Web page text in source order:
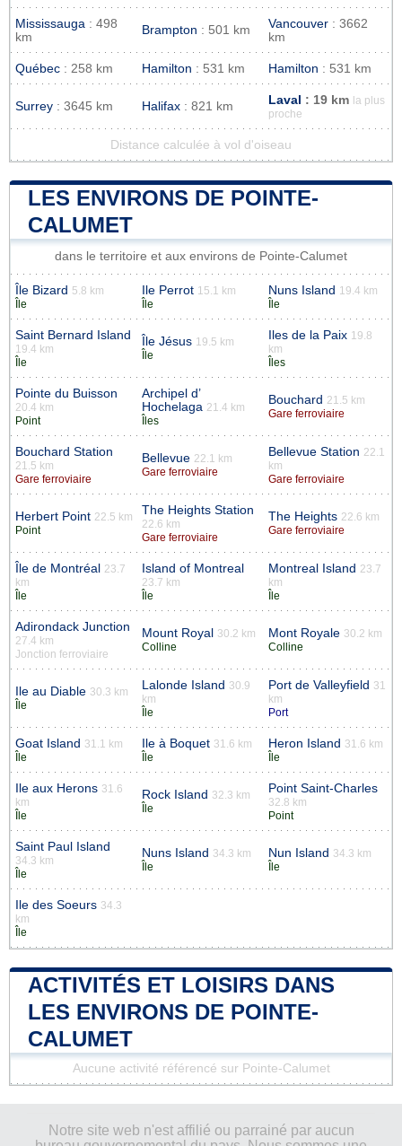
Mississauga : 498
km
Brampton : 501 km Vancouver : 3662
km
Québec : 258 km Hamilton : 531 km Hamilton : 531 km
Surrey : 3645 km Halifax : 821 km Laval : 19 km
la plus
proche
Distance calculée à vol d'oiseau
LES ENVIRONS DE POINTE-
CALUMET
dans le territoire et aux environs de Pointe-Calumet
Île Bizard 5.8 km
Île
Ile Perrot 15.1 km
Île
Nuns Island 19.4 km
Île
Saint Bernard Island
19.4 km
Île
Île Jésus 19.5 km
Île
Iles de la Paix 19.8
km
Îles
Pointe du Buisson
20.4 km
Point
Archipel d’
Hochelaga 21.4 km
Îles
Bouchard 21.5 km
Gare ferroviaire
Bouchard Station
21.5 km
Gare ferroviaire
Bellevue 22.1 km
Gare ferroviaire
Bellevue Station 22.1
km
Gare ferroviaire
Herbert Point 22.5 km
Point
The Heights Station
22.6 km
Gare ferroviaire
The Heights 22.6 km
Gare ferroviaire
Île de Montréal 23.7
km
Île
Island of Montreal
23.7 km
Île
Montreal Island 23.7
km
Île
Adirondack Junction
27.4 km
Jonction ferroviaire
Mount Royal 30.2 km
Colline
Mont Royale 30.2 km
Colline
Ile au Diable 30.3 km
Île
Lalonde Island 30.9
km
Île
Port de Valleyfield 31
km
Port
Goat Island 31.1 km
Île
Ile à Boquet 31.6 km
Île
Heron Island 31.6 km
Île
Ile aux Herons 31.6
km
Île
Rock Island 32.3 km
Île
Point Saint-Charles
32.8 km
Point
Saint Paul Island
34.3 km
Île
Nuns Island 34.3 km
Île
Nun Island 34.3 km
Île
Ile des Soeurs 34.3
km
Île
ACTIVITÉS ET LOISIRS DANS
LES ENVIRONS DE POINTE-
CALUMET
Aucune activité référencé sur Pointe-Calumet
Notre site web n'est affilié ou parrainé par aucun